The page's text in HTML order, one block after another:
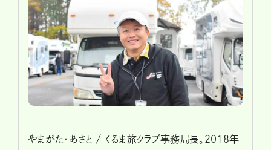
やまがた・あさと / くるま旅クラブ事務局長。2018年